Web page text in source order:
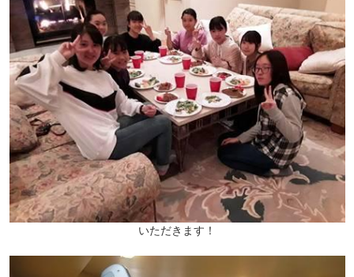
いただきます！